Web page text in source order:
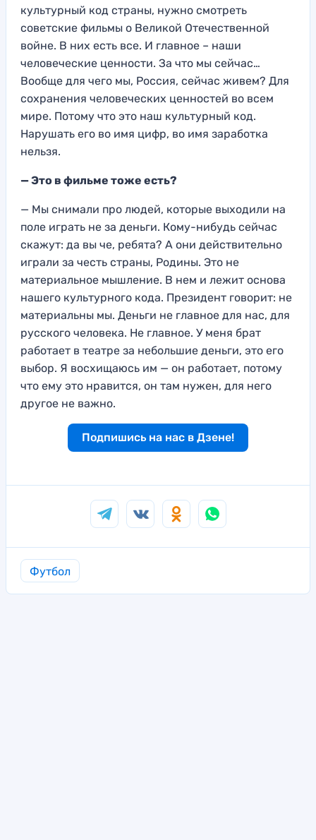
культурный код страны, нужно смотреть
советские фильмы о Великой Отечественной
войне. В них есть все. И главное – наши
человеческие ценности. За что мы сейчас…
Вообще для чего мы, Россия, сейчас живем? Для
сохранения человеческих ценностей во всем
мире. Потому что это наш культурный код.
Нарушать его во имя цифр, во имя заработка
нельзя.
— Это в фильме тоже есть?
— Мы снимали про людей, которые выходили на
поле играть не за деньги. Кому-нибудь сейчас
скажут: да вы че, ребята? А они действительно
играли за честь страны, Родины. Это не
материальное мышление. В нем и лежит основа
нашего культурного кода. Президент говорит: не
материальны мы. Деньги не главное для нас, для
русского человека. Не главное. У меня брат
работает в театре за небольшие деньги, это его
выбор. Я восхищаюсь им — он работает, потому
что ему это нравится, он там нужен, для него
другое не важно.
Подпишись на нас в Дзене!
Футбол